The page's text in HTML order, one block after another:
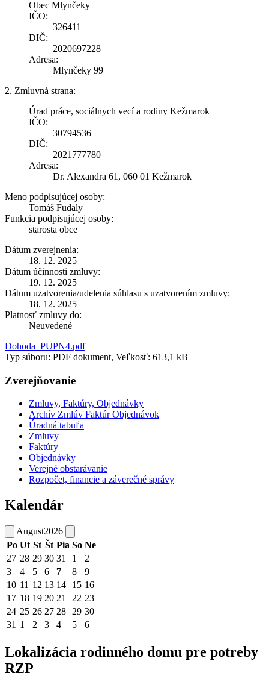
Obec Mlynčeky
IČO:
326411
DIČ:
2020697228
Adresa:
Mlynčeky 99
2. Zmluvná strana:
Úrad práce, sociálnych vecí a rodiny Kežmarok
IČO:
30794536
DIČ:
2021777780
Adresa:
Dr. Alexandra 61, 060 01 Kežmarok
Meno podpisujúcej osoby:
Tomáš Fudaly
Funkcia podpisujúcej osoby:
starosta obce
Dátum zverejnenia:
18. 12. 2025
Dátum účinnosti zmluvy:
19. 12. 2025
Dátum uzatvorenia/udelenia súhlasu s uzatvorením zmluvy:
18. 12. 2025
Platnosť zmluvy do:
Neuvedené
Dohoda_PUPN4.pdf
Typ súboru: PDF dokument, Veľkosť: 613,1 kB
Zverejňovanie
Zmluvy, Faktúry, Objednávky
Archív Zmlúv Faktúr Objednávok
Úradná tabuľa
Zmluvy
Faktúry
Objednávky
Verejné obstarávanie
Rozpočet, financie a záverečné správy
Kalendár
August2026
Po Ut St Št Pia So Ne
27 28 29 30 31 1
2
3
4 5 6 7 8
9
10 11 12 13 14 15 16
17 18 19 20 21 22 23
24 25 26 27 28 29 30
31 1 2 3 4 5 6
Lokalizácia rodinného domu pre potreby
RZP